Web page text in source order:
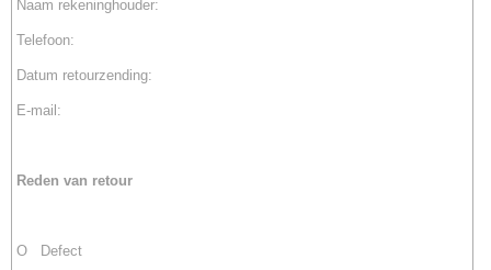
Naam rekeninghouder:
Telefoon:
Datum retourzending:
E-mail:
Reden van retour
O Defect